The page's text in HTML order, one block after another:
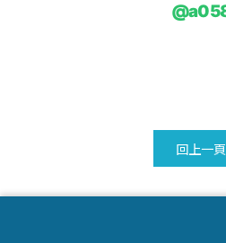
回上一頁